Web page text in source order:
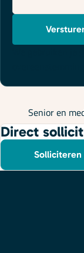
Senior en
Direct
Solliciteren